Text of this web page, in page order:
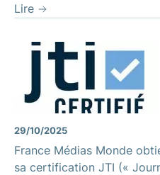
Lire
29/10/2025
France Médias Monde
sa certification JTI («